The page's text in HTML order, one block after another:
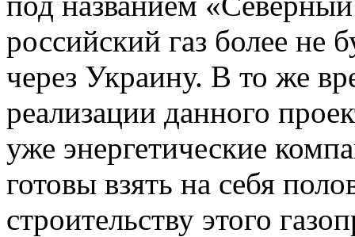
российский газ более не
через Украину. В то же
реализации данного
уже энергетические
готовы взять на себя
строительству этого